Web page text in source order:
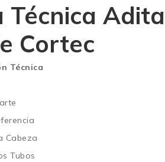
Técnica
Cortec
Técnica
Cabeza
Tubos